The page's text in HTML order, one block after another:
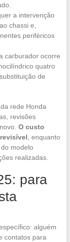
a intervenção
chassi e,
periféricos
carburador ocorre
quatro
de
rede Honda
revisões
O custo
, enquanto
modelo
realizadas.
para
alguém
contatos para